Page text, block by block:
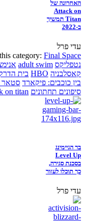
האחרונה של
Attack on
Titan תמשיך
ב-2022
עדי פרל
category: Final Space
נטפליקס adult swim
קאסלבניה HBO בית
בין כוכבים: פיקארד סטאר
סיפונים תחתונים on titan
בר הגיימינג
Level Up
בסכנת סגירה,
כך תוכלו לעזור
עדי פרל